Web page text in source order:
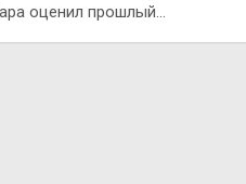
оценил прошлый…